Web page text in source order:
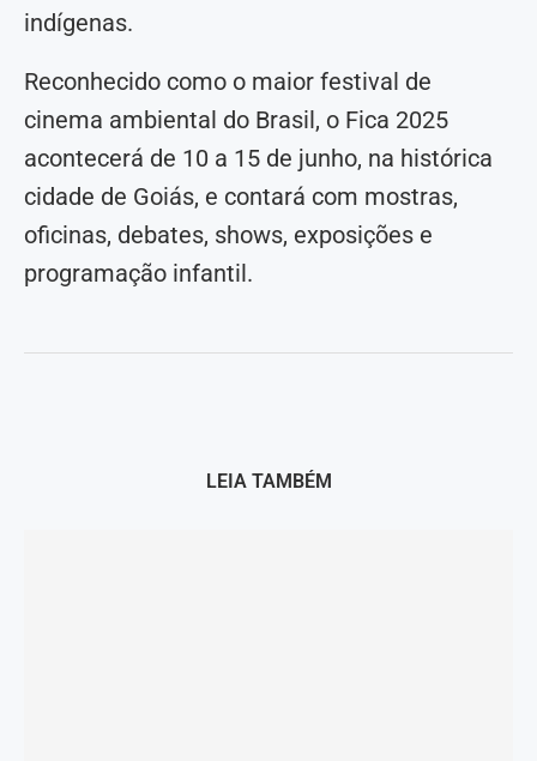
indígenas.
Reconhecido como o maior festival de
cinema ambiental do Brasil, o Fica 2025
acontecerá de 10 a 15 de junho, na histórica
cidade de Goiás, e contará com mostras,
oficinas, debates, shows, exposições e
programação infantil.
LEIA TAMBÉM